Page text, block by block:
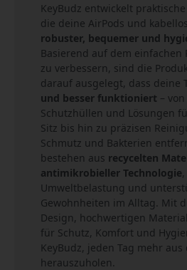
KeyBudz entwickelt
die deine AirPods und
robuster, bequemer und
Basierend auf dem einfachen
zu verbessern, sind die
darauf ausgelegt, dass deine
und besser funktioniert –
Schutzhüllen und Lösungen
Sitz bis hin zu präzisen
Schmutz und Bakterien
bestehen aus recycelten
antimikrobieller Technologie
Umweltbelastung und
Gewohnheiten im Alltag. Mit
Design, hochwertigen
für Schutz, Komfort und
KeyBudz, jeden Tag mehr
herauszuholen.